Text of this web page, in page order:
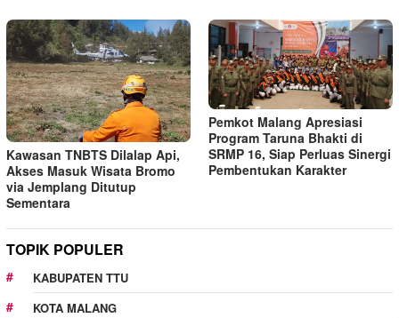
Kawasan TNBTS Dilalap Api,
Akses Masuk Wisata Bromo
via Jemplang Ditutup
Sementara
Pemkot Malang Apresiasi
Program Taruna Bhakti di
SRMP 16, Siap Perluas Sinergi
Pembentukan Karakter
TOPIK POPULER
KABUPATEN TTU
KOTA MALANG